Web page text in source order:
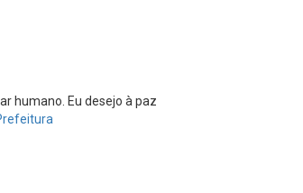
humano. Eu desejo à paz